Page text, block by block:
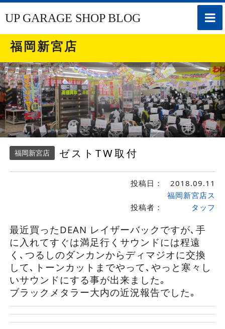
toggle
UP GARAGE SHOP BLOG
福岡新宮店
福岡新宮店 ゼストTW取付
投稿日： 2018.09.11
投稿者：
福岡新宮店ス
タッフ
最近買ったDEAN レイザーバックですが､手
に入れてすぐは満足行くサウンドには程遠
く､つるしのダンカンからディマジオに交換
して､トーンカットまでやって､やっと寒々し
いサウンドにする事が出来ました｡
ブラックメタラー大内の近況報告でした｡